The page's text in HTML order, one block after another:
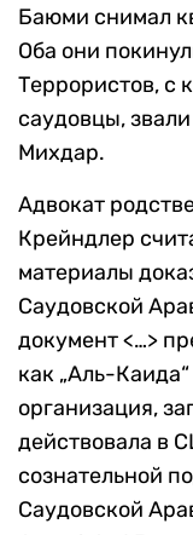
Баюми снимал
Оба они
Террористов, с
саудовцы,
Михдар.
Адвокат
Крейндлер
материалы
Саудовской
документ <…>
как „Аль-
организация,
действовала в
сознательной
Саудовской